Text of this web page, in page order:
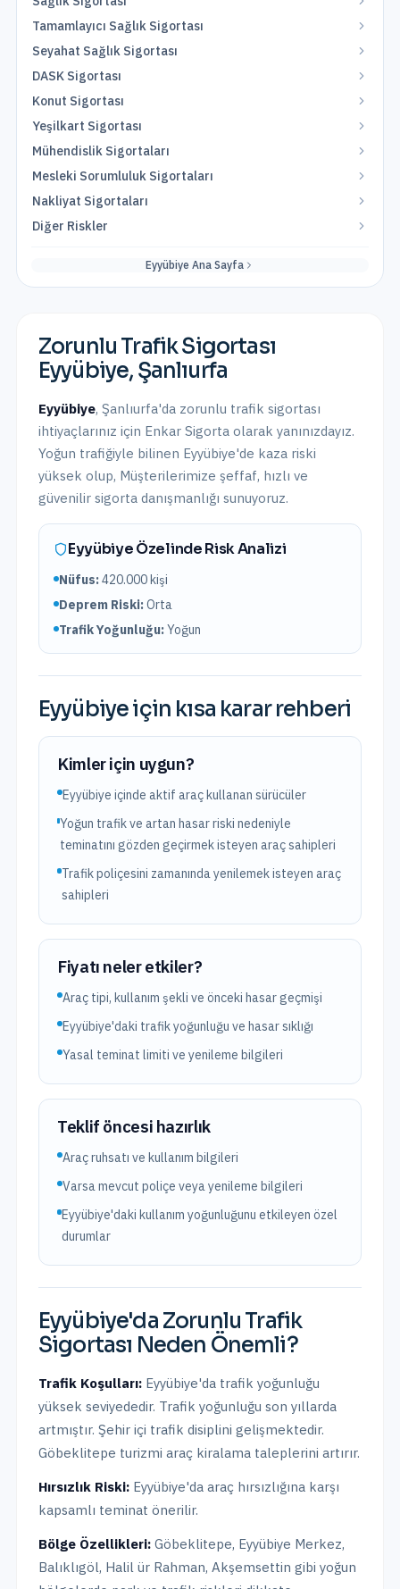
Tamamlayıcı Sağlık Sigortası
Seyahat Sağlık Sigortası
DASK Sigortası
Konut Sigortası
Yeşilkart Sigortası
Mühendislik Sigortaları
Mesleki Sorumluluk Sigortaları
Nakliyat Sigortaları
Diğer Riskler
Eyyübiye Ana Sayfa
Zorunlu Trafik Sigortası
Eyyübiye, Şanlıurfa
Eyyübiye, Şanlıurfa'da zorunlu trafik sigortası
ihtiyaçlarınız için Enkar Sigorta olarak yanınızdayız.
Yoğun trafiğiyle bilinen Eyyübiye'de kaza riski
yüksek olup, Müşterilerimize şeffaf, hızlı ve
güvenilir sigorta danışmanlığı sunuyoruz.
EyyübiyeÖzelinde Risk Analizi
Nüfus:420.000kişi
Deprem Riski:Orta
Trafik Yoğunluğu:Yoğun
Eyyübiyeiçin kısa karar rehberi
Kimler için uygun?
Eyyübiye içinde aktif araç kullanan sürücüler
Yoğun trafik ve artan hasar riski nedeniyle
teminatını gözden geçirmek isteyen araç sahipleri
Trafik poliçesini zamanında yenilemek isteyen araç
sahipleri
Fiyatı neler etkiler?
Araç tipi, kullanım şekli ve önceki hasar geçmişi
Eyyübiye'daki trafik yoğunluğu ve hasar sıklığı
Yasal teminat limiti ve yenileme bilgileri
Teklif öncesi hazırlık
Araç ruhsatı ve kullanım bilgileri
Varsa mevcut poliçe veya yenileme bilgileri
Eyyübiye'daki kullanım yoğunluğunu etkileyen özel
durumlar
Eyyübiye'da Zorunlu Trafik
Sigortası Neden Önemli?
Trafik Koşulları: Eyyübiye'da trafik yoğunluğu
yüksek seviyededir. Trafik yoğunluğu son yıllarda
artmıştır. Şehir içi trafik disiplini gelişmektedir.
Göbeklitepe turizmi araç kiralama taleplerini artırır.
Hırsızlık Riski: Eyyübiye'da araç hırsızlığına karşı
kapsamlı teminat önerilir.
Bölge Özellikleri: Göbeklitepe, Eyyübiye Merkez,
Balıklıgöl, Halil ür Rahman, Akşemsettin gibi yoğun